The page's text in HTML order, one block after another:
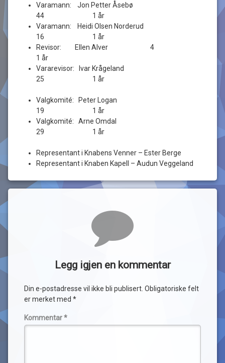
Varamann: Jon Petter Åsebø
44 1 år
Varamann: Heidi Olsen Norderud
16 1 år
Revisor: Ellen Alver 4
1 år
Vararevisor: Ivar Krågeland
25 1 år
Valgkomité: Peter Logan
19 1 år
Valgkomité: Arne Omdal
29 1 år
Representant i Knabens Venner – Ester Berge
Representant i Knaben Kapell – Audun Veggeland
Legg igjen en kommentar
Din e-postadresse vil ikke bli publisert. Obligatoriske felt
er merket med *
Kommentar*